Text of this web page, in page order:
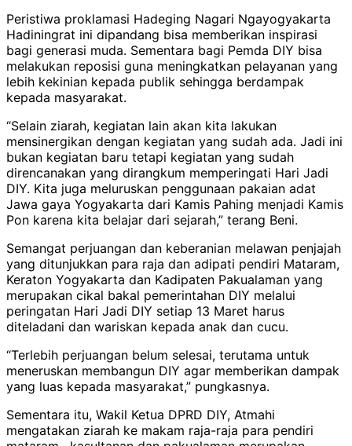
Peristiwa proklamasi Hadeging Nagari Ngayogyakarta
Hadiningrat ini dipandang bisa memberikan inspirasi
bagi generasi muda. Sementara bagi Pemda DIY bisa
melakukan reposisi guna meningkatkan pelayanan yang
lebih kekinian kepada publik sehingga berdampak
kepada masyarakat.
“Selain ziarah, kegiatan lain akan kita lakukan
mensinergikan dengan kegiatan yang sudah ada. Jadi ini
bukan kegiatan baru tetapi kegiatan yang sudah
direncanakan yang dirangkum memperingati Hari Jadi
DIY. Kita juga meluruskan penggunaan pakaian adat
Jawa gaya Yogyakarta dari Kamis Pahing menjadi Kamis
Pon karena kita belajar dari sejarah,” terang Beni.
Semangat perjuangan dan keberanian melawan penjajah
yang ditunjukkan para raja dan adipati pendiri Mataram,
Keraton Yogyakarta dan Kadipaten Pakualaman yang
merupakan cikal bakal pemerintahan DIY melalui
peringatan Hari Jadi DIY setiap 13 Maret harus
diteladani dan wariskan kepada anak dan cucu.
“Terlebih perjuangan belum selesai, terutama untuk
meneruskan membangun DIY agar memberikan dampak
yang luas kepada masyarakat,” pungkasnya.
Sementara itu, Wakil Ketua DPRD DIY, Atmahi
mengatakan ziarah ke makam raja-raja para pendiri